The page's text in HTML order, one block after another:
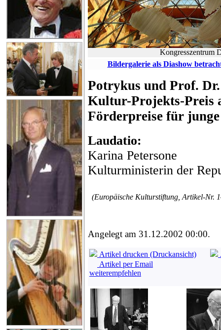
Kongresszentrum
Bildergalerie als Diashow
Potrykus und Prof.
Kultur-Projekts-Preis
Förderpreise für
Laudatio:
Karina Petersone
Kulturministerin der
(Europäische Kulturstiftung, Artikel-Nr.
Angelegt am 31.12.2002 00:00.
Artikel drucken (Druckansicht)
Artikel per Email
weiterempfehlen